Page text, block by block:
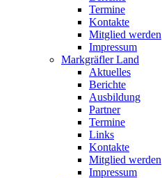
Termine
Kontakte
Mitglied werden
Impressum
Markgräfler Land
Aktuelles
Berichte
Ausbildung
Partner
Termine
Links
Kontakte
Mitglied werden
Impressum